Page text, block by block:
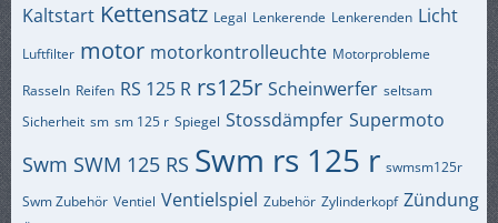
Kaltstart Kettensatz Legal Lenkerende Lenkerenden Licht
Luftfilter motor motorkontrolleuchte Motorprobleme
Rasseln Reifen RS 125 R rs125r Scheinwerfer seltsam
Sicherheit sm sm 125 r Spiegel Stossdämpfer Supermoto
Swm SWM 125 RS Swm rs 125 r swmsm125r
Swm Zubehör Ventiel Ventielspiel Zubehör Zylinderkopf Zündung